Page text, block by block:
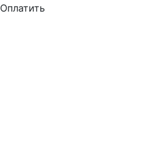
Оплатить